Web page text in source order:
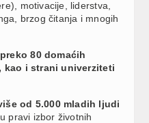
motivacije, liderstva,
brzog čitanja i mnogih
80 domaćih
kao i strani univerziteti
od 5.000 mladih ljudi
pravi izbor životnih